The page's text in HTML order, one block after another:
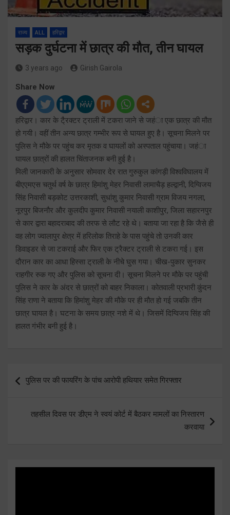
राज्य ALL हरिद्वार
सड़क दुर्घटना में छात्र की मौत, तीन घायल
3 years ago Girish Gairola
Share Now
हरिद्वार। कार के टै्रक्टर ट्राली में टकरा जाने से जहंा एक छात्र की मौत
हो गयी। वहीं तीन अन्य छात्र गम्भीर रूप से घायल हुए है। सूचना मिलने पर
पुलिस ने मौके पर पहुंच कर मृतक व घायलों को अस्पताल पहुंचाया। जहंा
घायल छात्रों की हालत चिंताजनक बनी हुई है।
मिली जानकारी के अनुसार सोमवार देर रात गुरुकुल कांगड़ी विश्वविघालय में
बीएएमएस चतुर्थ वर्ष के छात्र हिमांशु मेहर निवासी लामाचैड़ हल्द्वानी, दिग्विजय
सिंह निवासी बड़कोट उत्तरकाशी, सुधांशु कुमार निवासी ग्राम विजय नगला,
नूरपुर बिजनौर और कुलदीप कुमार निवासी नयाली काशीपुर, जिला सहारनपुर
से कार द्वारा बहादराबाद की तरफ से लौट रहे थे। बताया जा रहा है कि जैसे ही
वह लोग ज्वालापुर क्षेत्र में हरिलोक तिराहे के पास पहुंचे तो उनकी कार
डिवाइडर से जा टकराई और फिर एक ट्रैक्टर ट्राली से टकरा गई। इस
दौरान कार का आधा हिस्सा ट्राली के नीचे घुस गया। चीख-पुकार सुनकर
राहगीर रुक गए और पुलिस को सूचना दी। सूचना मिलने पर मौके पर पहुंची
पुलिस ने कार के अंदर से छात्रों को बाहर निकाला। कोतवाली प्रभारी कुंदन
सिंह राणा ने बताया कि हिमांशु मेहर की मौके पर ही मौत हो गई जबकि तीन
छात्र घायल है। घटना के समय छात्र नशे में थे। जिसमें दिग्विजय सिंह की
हालत गंभीर बनी हुई है।
navigation
पुलिस पर की फायरिंग के पांच आरोपी हथियार समेत गिरफ्तार
तहसील दिवस पर डीएम ने स्वयं कोर्ट में बैठकर मामलों का निस्तारण
करवाया